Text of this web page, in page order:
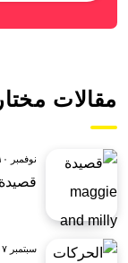
مقالات
نوفمبر ١٠, ٢٠٢١
قصيدة maggie and milly and molly and may
سبتمبر ٠٧, ٢٠٢١